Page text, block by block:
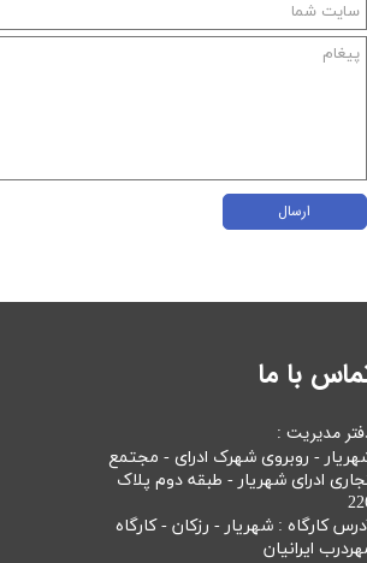
ارسال
با ما
مدیریت :
- روبروی شهرک ادرای - مجتمع
ادرای شهریار - طبقه دوم پلاک
کارگاه : شهریار - رزکان - کارگاه
ایرانیان